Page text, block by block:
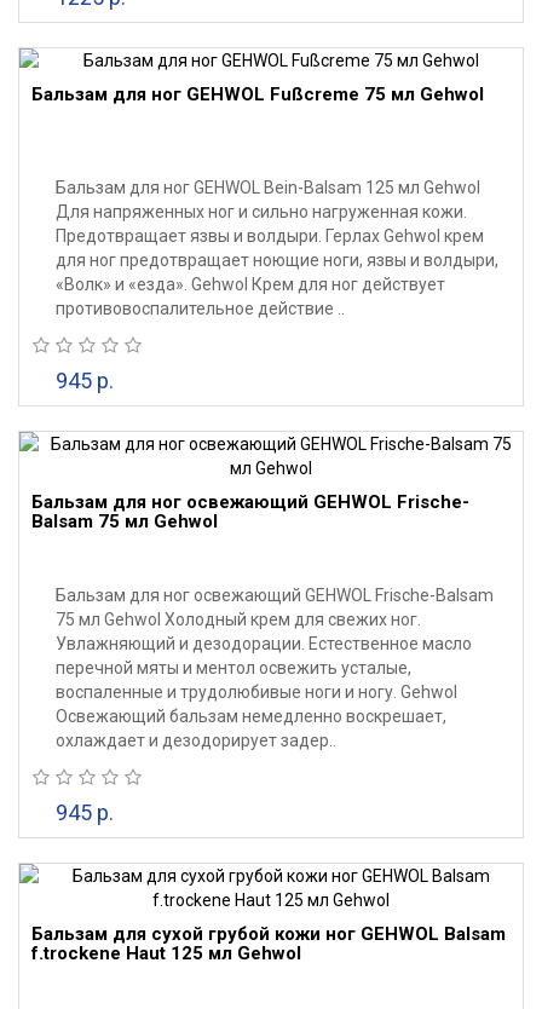
Бальзам для ног GEHWOL Fußcreme 75 мл Gehwol
Бальзам для ног GEHWOL Bein-Balsam 125 мл Gehwol
Для напряженных ног и сильно нагруженная кожи.
Предотвращает язвы и волдыри. Герлах Gehwol крем
для ног предотвращает ноющие ноги, язвы и волдыри,
«Волк» и «езда». Gehwol Крем для ног действует
противовоспалительное действие ..
945 р.
Бальзам для ног освежающий GEHWOL Frische-
Balsam 75 мл Gehwol
Бальзам для ног освежающий GEHWOL Frische-Balsam
75 мл Gehwol Холодный крем для свежих ног.
Увлажняющий и дезодорации. Естественное масло
перечной мяты и ментол освежить усталые,
воспаленные и трудолюбивые ноги и ногу. Gehwol
Освежающий бальзам немедленно воскрешает,
охлаждает и дезодорирует задер..
945 р.
Бальзам для сухой грубой кожи ног GEHWOL Balsam
f.trockene Haut 125 мл Gehwol